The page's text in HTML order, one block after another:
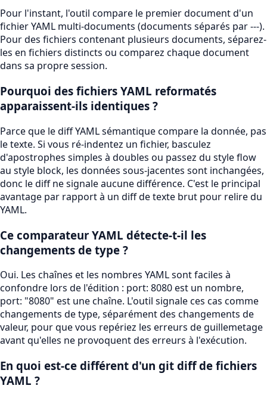
Pour l'instant, l'outil compare le premier document d'un
fichier YAML multi-documents (documents séparés par ---).
Pour des fichiers contenant plusieurs documents, séparez-
les en fichiers distincts ou comparez chaque document
dans sa propre session.
Pourquoi des fichiers YAML reformatés
apparaissent-ils identiques ?
Parce que le diff YAML sémantique compare la donnée, pas
le texte. Si vous ré-indentez un fichier, basculez
d'apostrophes simples à doubles ou passez du style flow
au style block, les données sous-jacentes sont inchangées,
donc le diff ne signale aucune différence. C'est le principal
avantage par rapport à un diff de texte brut pour relire du
YAML.
Ce comparateur YAML détecte-t-il les
changements de type ?
Oui. Les chaînes et les nombres YAML sont faciles à
confondre lors de l'édition : port: 8080 est un nombre,
port: "8080" est une chaîne. L'outil signale ces cas comme
changements de type, séparément des changements de
valeur, pour que vous repériez les erreurs de guillemetage
avant qu'elles ne provoquent des erreurs à l'exécution.
En quoi est-ce différent d'un git diff de fichiers
YAML ?